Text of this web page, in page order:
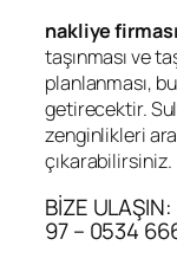
nakliye firması
taşınması ve
planlanması,
getirecektir.
zenginlikleri
çıkarabilirsiniz.
BİZE
97 – 0534